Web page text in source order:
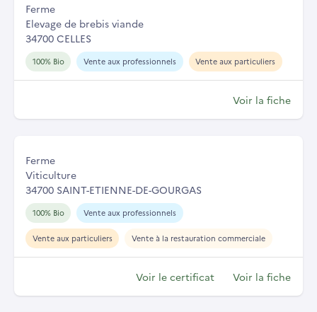
Ferme
Elevage de brebis viande
34700 CELLES
100% Bio Vente aux professionnels Vente aux particuliers
Voir la fiche
Ferme
Viticulture
34700 SAINT-ETIENNE-DE-GOURGAS
100% Bio Vente aux professionnels
Vente aux particuliers Vente à la restauration commerciale
Voir le certificat Voir la fiche